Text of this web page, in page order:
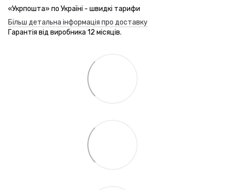
«Укрпошта» по Україні - швидкі тарифи
Більш детальна інформація про доставку
Гарантія від виробника 12 місяців.